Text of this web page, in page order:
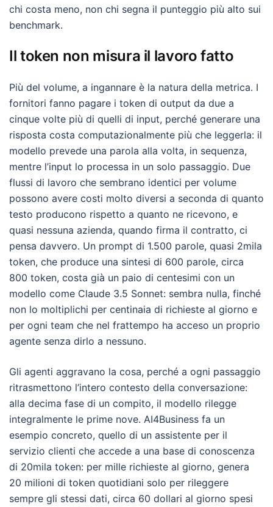
chi costa meno, non chi segna il punteggio più alto sui
benchmark.
Il token non misura il lavoro fatto
Più del volume, a ingannare è la natura della metrica. I
fornitori fanno pagare i token di output da due a
cinque volte più di quelli di input, perché generare una
risposta costa computazionalmente più che leggerla: il
modello prevede una parola alla volta, in sequenza,
mentre l’input lo processa in un solo passaggio. Due
flussi di lavoro che sembrano identici per volume
possono avere costi molto diversi a seconda di quanto
testo producono rispetto a quanto ne ricevono, e
quasi nessuna azienda, quando firma il contratto, ci
pensa davvero. Un prompt di 1.500 parole, quasi 2mila
token, che produce una sintesi di 600 parole, circa
800 token, costa già un paio di centesimi con un
modello come Claude 3.5 Sonnet: sembra nulla, finché
non lo moltiplichi per centinaia di richieste al giorno e
per ogni team che nel frattempo ha acceso un proprio
agente senza dirlo a nessuno.
Gli agenti aggravano la cosa, perché a ogni passaggio
ritrasmettono l’intero contesto della conversazione:
alla decima fase di un compito, il modello rilegge
integralmente le prime nove. AI4Business fa un
esempio concreto, quello di un assistente per il
servizio clienti che accede a una base di conoscenza
di 20mila token: per mille richieste al giorno, genera
20 milioni di token quotidiani solo per rileggere
sempre gli stessi dati, circa 60 dollari al giorno spesi